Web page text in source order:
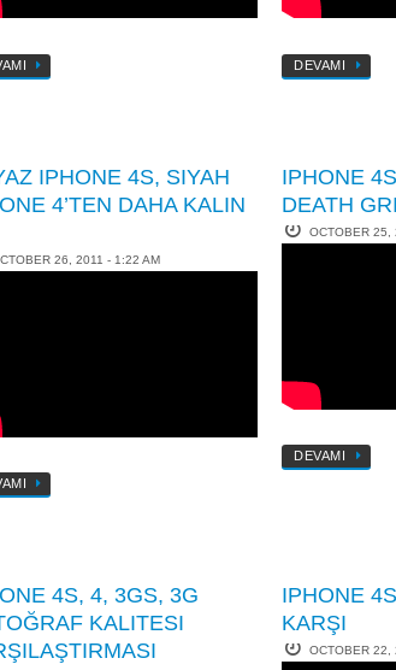
DEVAMI
IPHONE 4S, SIYAH
4’TEN DAHA KALIN
26, 2011 - 1:22 AM
IPHONE
DEATH
OCTOBER 25,
DEVAMI
4S, 4, 3GS, 3G
KALITESI
IPHONE
KARŞI
OCTOBER 22,